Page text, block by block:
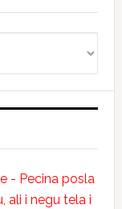
- Pecina posla
ali i negu tela i